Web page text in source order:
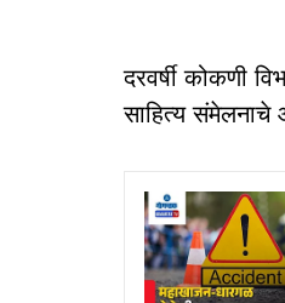
दरवर्षी कोकणी
साहित्य संमेलनाचे